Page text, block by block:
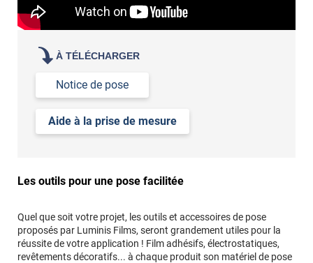
À TÉLÉCHARGER
Notice de pose
Aide à la prise de mesure
Les outils pour une pose facilitée
Quel que soit votre projet, les outils et accessoires de pose
proposés par Luminis Films, seront grandement utiles pour la
réussite de votre application ! Film adhésifs, électrostatiques,
revêtements décoratifs... à chaque produit son matériel de pose